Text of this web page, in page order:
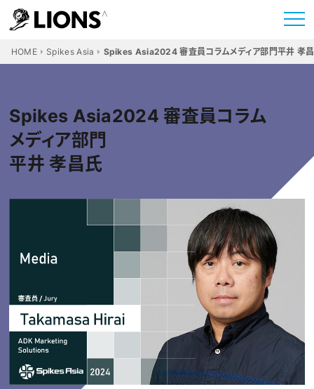
HOME Spikes Asia Spikes Asia2024 審査員コラムメディア部門平井 孝
Spikes Asia2024 審査員コラム
メディア部門
平井 孝昌氏